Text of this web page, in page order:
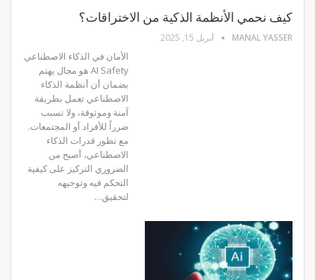
كيف نحمي الأنظمة الذكية من الاختراقات؟
MANAL YASSER أبريل 15, 2025
الأمان في الذكاء الاصطناعي
AI Safety هو مجال يهتم
بضمان أن أنظمة الذكاء
الاصطناعي تعمل بطريقة
آمنة وموثوقة، ولا تسبب
ضرراً للأفراد أو المجتمعات.
مع تطور قدرات الذكاء
الاصطناعي، أصبح من
الضروري التركيز على كيفية
التحكم فيه وتوجيهه
لتحقيق…